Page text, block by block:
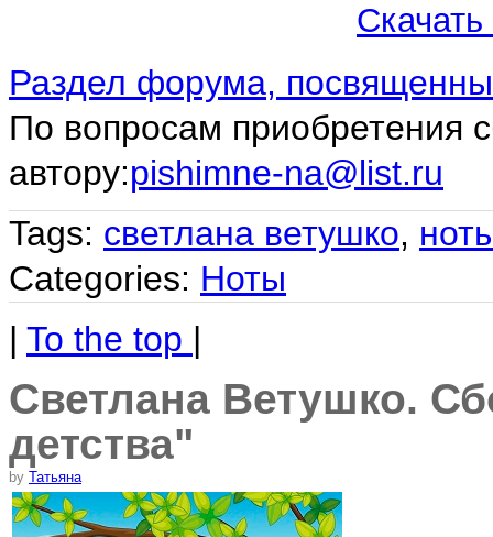
Раздел форума,
По вопросам приобретения
автору:pishimne-na@list.ru
Tags: светлана ветушко,
Categories: Ноты
| To the top |
Светлана Ветушко.
детства"
by Татьяна